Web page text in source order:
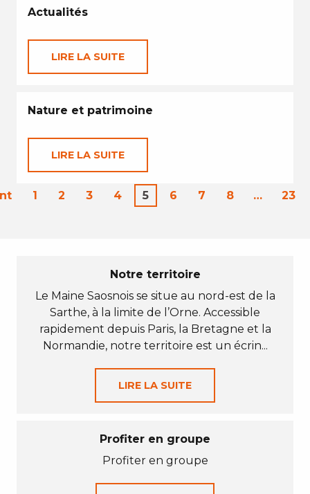
Actualités
LIRE LA SUITE
Nature et patrimoine
LIRE LA SUITE
1 2 3 4 5 6 7 8 … 23
Notre territoire
Le Maine Saosnois se situe au nord-est de la
Sarthe, à la limite de l’Orne. Accessible
rapidement depuis Paris, la Bretagne et la
Normandie, notre territoire est un écrin...
LIRE LA SUITE
Profiter en groupe
Profiter en groupe